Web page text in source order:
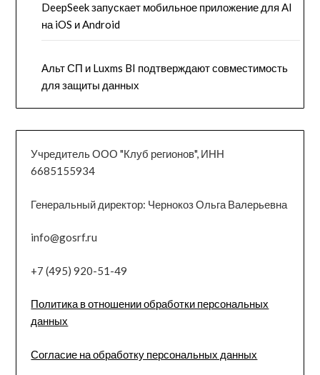
DeepSeek запускает мобильное приложение для AI
на iOS и Android
Альт СП и Luxms BI подтверждают совместимость
для защиты данных
Учредитель ООО "Клуб регионов", ИНН
6685155934
Генеральный директор: Чернокоз Ольга Валерьевна
info@gosrf.ru
+7 (495) 920-51-49
Политика в отношении обработки персональных
данных
Согласие на обработку персональных данных